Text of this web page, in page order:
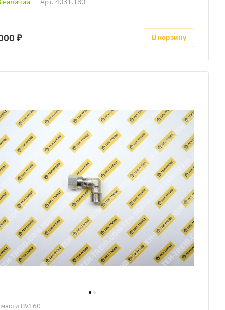
₽ В корзину
BV160